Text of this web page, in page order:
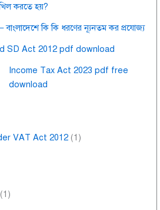
করতে হয়?
কি কি ধরণের ন্যূনতম কর প্রযোজ্য
SD Act 2012 pdf download
Income Tax Act 2023 pdf free
download
VAT Act 2012 (1)
(1)